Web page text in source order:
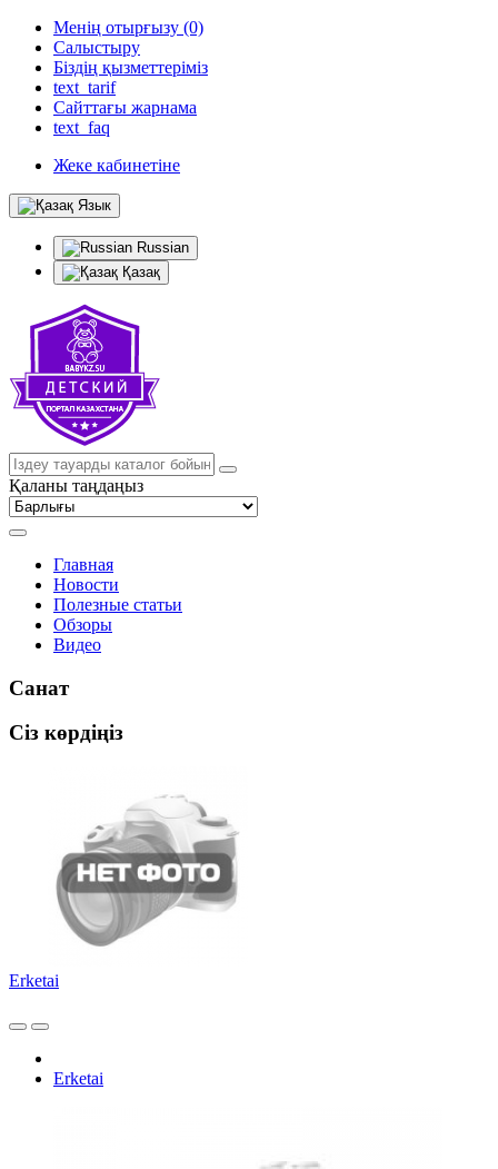
Менің отырғызу (0)
Салыстыру
Біздің қызметтеріміз
text_tarif
Сайттағы жарнама
text_faq
Жеке кабинетіне
Язык
Russian
Қазақ
Қаланы таңдаңыз
Главная
Новости
Полезные статьи
Обзоры
Видео
Санат
Сіз көрдіңіз
Erketai
Erketai